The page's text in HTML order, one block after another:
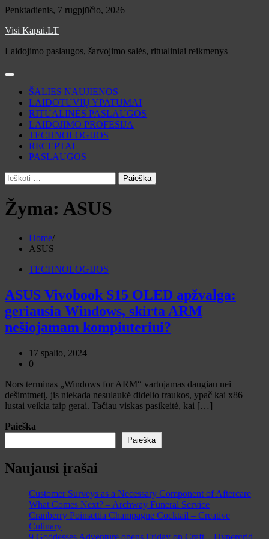
Skip
content
Penktadienis, 7 rugpjūčio, 2026
Visi Kapai.LT
Laidojimo paslaugos, šarvojimo salės, ritualiniai reikmenys
ŠALIES NAUJIENOS
LAIDOTUVIŲ YPATUMAI
RITUALINĖS PASLAUGOS
LAIDOJIMO PROFESIJA
TECHNOLOGIJOS
RECEPTAI
PASLAUGOS
Ieškoti:
Žyma: ASUS
Home
ASUS
TECHNOLOGIJOS
ASUS Vivobook S15 OLED apžvalga:
geriausia Windows, skirta ARM
nešiojamam kompiuteriui?
17 spalio, 2024
0
Nors terminas „Windows for ARM“ vartojamas daugiau nei
dešimtmetį, jis niekada nesulaukė didelio traukos, ypač kai x86
lustai veikia taip gerai. Tačiau viskas pasikeitė, kai […]
Paieška
Paieška
Naujausi įrašai
Customer Surveys as a Necessary Component of Aftercare
What Comes Next? – Archway Funeral Service
Cranberry Poinsettia Champagne Cocktail – Creative
Culinary
9 Goddesses Adventure opens Friday on Craft – Hypergrid